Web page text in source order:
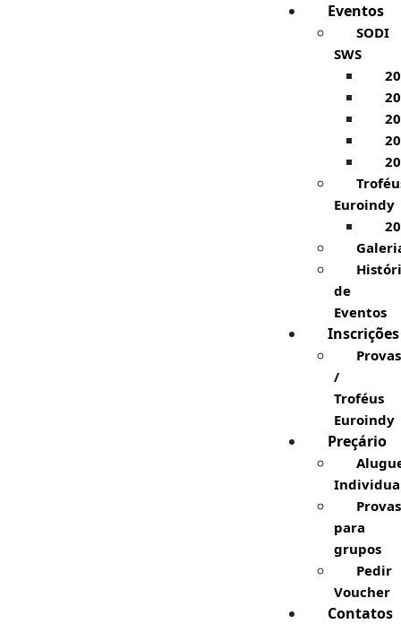
Eventos
SODI
SWS
Euroindy
de
Eventos
Inscrições
Provas
/
Troféus
Euroindy
Preçário
Provas
para
grupos
Pedir
Voucher
Contatos